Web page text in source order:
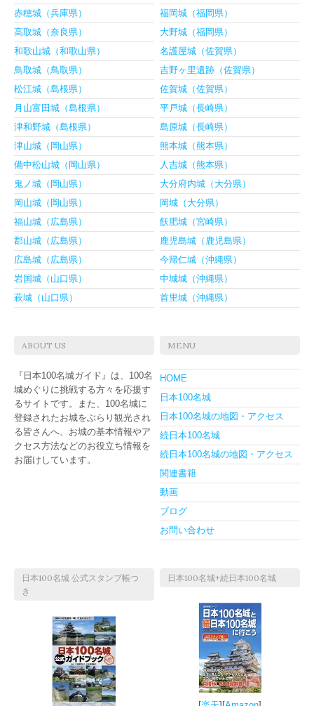
赤穂城（兵庫県）
高取城（奈良県）
和歌山城（和歌山県）
鳥取城（鳥取県）
松江城（島根県）
月山富田城（島根県）
津和野城（島根県）
津山城（岡山県）
備中松山城（岡山県）
鬼ノ城（岡山県）
岡山城（岡山県）
福山城（広島県）
郡山城（広島県）
広島城（広島県）
岩国城（山口県）
萩城（山口県）
福岡城（福岡県）
大野城（福岡県）
名護屋城（佐賀県）
吉野ヶ里遺跡（佐賀県）
佐賀城（佐賀県）
平戸城（長崎県）
島原城（長崎県）
熊本城（熊本県）
人吉城（熊本県）
大分府内城（大分県）
岡城（大分県）
飫肥城（宮崎県）
鹿児島城（鹿児島県）
今帰仁城（沖縄県）
中城城（沖縄県）
首里城（沖縄県）
ABOUT US
『日本100名城ガイド』は、100名
城めぐりに挑戦する方々を応援す
るサイトです。また、100名城に
登録されたお城をぶらり観光され
る皆さんへ、お城の基本情報やア
クセス方法などのお役立ち情報を
お届けしています。
MENU
HOME
日本100名城
日本100名城の地図・アクセス
続日本100名城
続日本100名城の地図・アクセス
関連書籍
動画
ブログ
お問い合わせ
日本100名城 公式スタンプ帳つ
き
日本100名城+続日本100名城